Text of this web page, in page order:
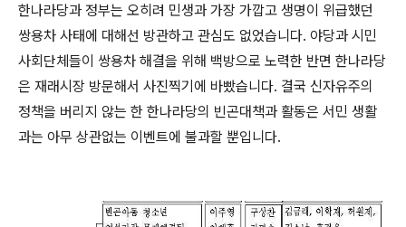
한나라당과 정부는 오히려 민생과 가장 가깝고 생명이 위급했던
쌍용차 사태에 대해선 방관하고 관심도 없었습니다. 야당과 시민
사회단체들이 쌍용차 해결을 위해 백방으로 노력한 반면 한나라당
은 재래시장 방문해서 사진찍기에 바빴습니다. 결국 신자유주의
정책을 버리지 않는 한 한나라당의 빈곤대책과 활동은 서민 생활
과는 아무 상관없는 이벤트에 불과할 뿐입니다.